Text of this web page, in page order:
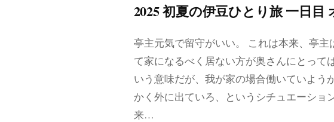
2025 初夏の伊豆ひとり旅 一日
亭主元気で留守がいい。 これは本来、亭主
て家になるべく居ない方が奥さんにとって
いう意味だが、我が家の場合働いていよう
かく外に出ていろ、というシチュエーショ
来…